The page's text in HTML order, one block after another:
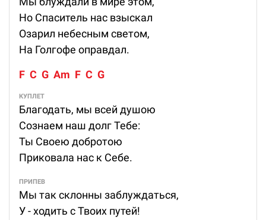
Но Спаситель нас взыскал
Озарил небесным светом,
На Голгофе оправдал.
F  C  G  Am  F  C  G
КУПЛЕТ
Благодать, мы всей душою
Сознаем наш долг Тебе:
Ты Своею добротою
Приковала нас к Себе.
ПРИПЕВ
Мы так склонны заблуждаться,
У - ходить с Твоих путей!